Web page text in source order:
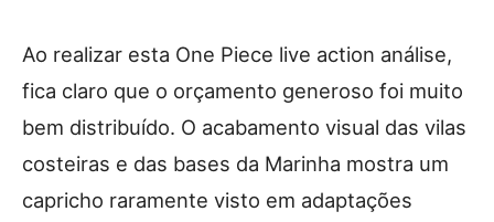
Ao realizar esta One Piece live action análise,
fica claro que o orçamento generoso foi muito
bem distribuído. O acabamento visual das vilas
costeiras e das bases da Marinha mostra um
capricho raramente visto em adaptações